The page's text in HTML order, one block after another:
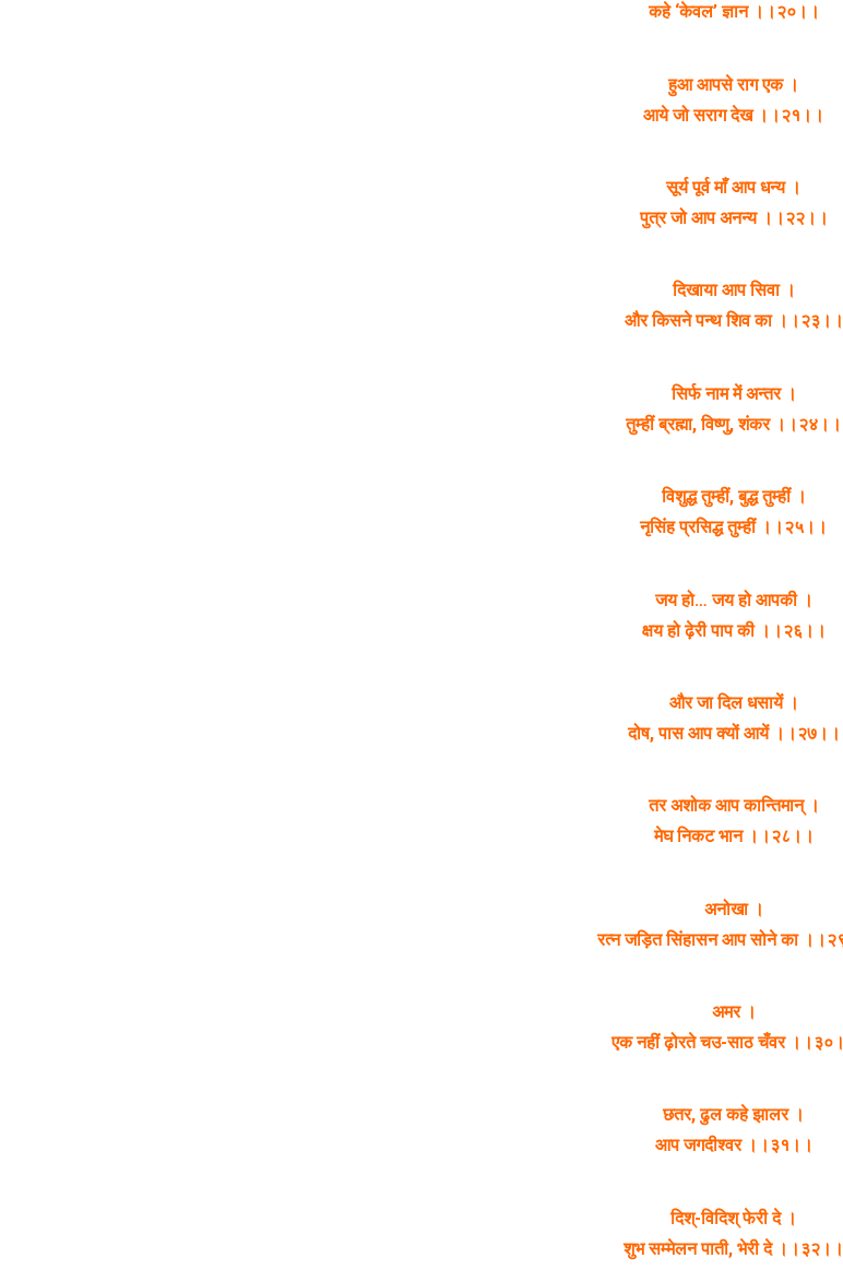
कहे ‘केवल’ ज्ञान ।।२०।।
हुआ आपसे राग एक ।
आये जो सराग देख ।।२१।।
सूर्य पूर्व माँ आप धन्य ।
पुत्र जो आप अनन्य ।।२२।।
दिखाया आप सिवा ।
और किसने पन्थ शिव का ।।२३।।
सिर्फ नाम में अन्तर ।
तुम्हीं ब्रह्मा, विष्णु, शंकर ।।२४।।
विशुद्ध तुम्हीं, बुद्ध तुम्हीं ।
नृसिंह प्रसिद्ध तुम्हीं ।।२५।।
जय हो… जय हो आपकी ।
क्षय हो ढ़ेरी पाप की ।।२६।।
और जा दिल धसायें ।
दोष, पास आप क्यों आयें ।।२७।।
तर अशोक आप कान्तिमान् ।
मेघ निकट भान ।।२८।।
अनोखा ।
रत्न जड़ित सिंहासन आप सोने का
अमर ।
एक नहीं ढ़ोरते चउ-साठ चँवर
छतर, ढुल कहे झालर ।
आप जगदीश्वर ।।३१।।
दिश्-विदिश् फेरी दे ।
शुभ सम्मेलन पाती, भेरी दे ।।३२।।